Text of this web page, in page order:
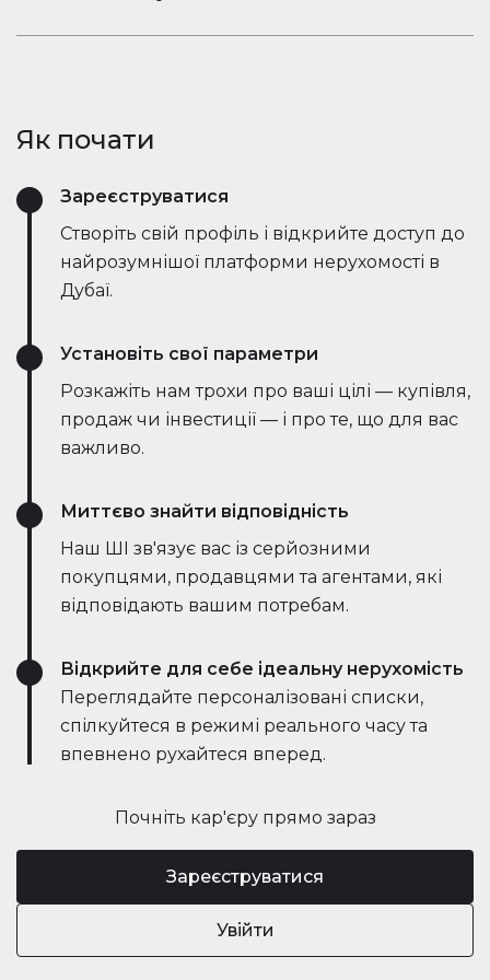
швидшими та ефективнішими, ніж будь-коли.
запитання, діліться оголошеннями та отримуйте
одному місці.
Як почати
Почніть кар'єру прямо зараз
Зареєструватися
Увійти
Зареєструватися
Створіть свій профіль і відкрийте доступ до
найрозумнішої платформи нерухомості в
Дубаї.
Установіть свої параметри
Розкажіть нам трохи про ваші цілі — купівля,
продаж чи інвестиції — і про те, що для вас
важливо.
Миттєво знайти відповідність
Наш ШІ зв'язує вас із серйозними
покупцями, продавцями та агентами, які
відповідають вашим потребам.
Відкрийте для себе ідеальну нерухомість
Переглядайте персоналізовані списки,
спілкуйтеся в режимі реального часу та
впевнено рухайтеся вперед.